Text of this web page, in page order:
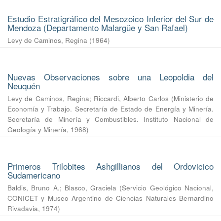
Estudio Estratigráfico del Mesozoico Inferior del Sur de
Mendoza (Departamento Malargüe y San Rafael)
Levy de Caminos, Regina (1964)
Nuevas Observaciones sobre una Leopoldia del
Neuquén
Levy de Caminos, Regina; Riccardi, Alberto Carlos (Ministerio de
Economía y Trabajo. Secretaría de Estado de Energía y Minería.
Secretaría de Minería y Combustibles. Instituto Nacional de
Geología y Minería, 1968)
Primeros Trilobites Ashgillianos del Ordovicico
Sudamericano
Baldis, Bruno A.; Blasco, Graciela (Servicio Geológico Nacional,
CONICET y Museo Argentino de Ciencias Naturales Bernardino
Rivadavia, 1974)